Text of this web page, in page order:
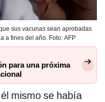
sus vacunas sean aprobadas
a fines del año. Foto: AFP
para una próxima
mismo se había